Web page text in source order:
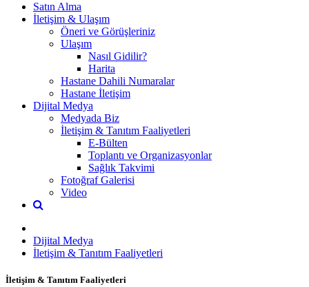
Satın Alma
İletişim & Ulaşım
Öneri ve Görüşleriniz
Ulaşım
Nasıl Gidilir?
Harita
Hastane Dahili Numaralar
Hastane İletişim
Dijital Medya
Medyada Biz
İletişim & Tanıtım Faaliyetleri
E-Bülten
Toplantı ve Organizasyonlar
Sağlık Takvimi
Fotoğraf Galerisi
Video
Dijital Medya
İletişim & Tanıtım Faaliyetleri
İletişim & Tanıtım Faaliyetleri